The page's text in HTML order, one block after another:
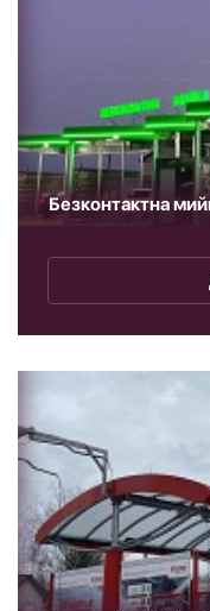
Безконтактна